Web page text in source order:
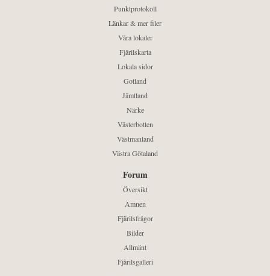
Punktprotokoll
Länkar & mer filer
Våra lokaler
Fjärilskarta
Lokala sidor
Gotland
Jämtland
Närke
Västerbotten
Västmanland
Västra Götaland
Forum
Översikt
Ämnen
Fjärilsfrågor
Bilder
Allmänt
Fjärilsgalleri